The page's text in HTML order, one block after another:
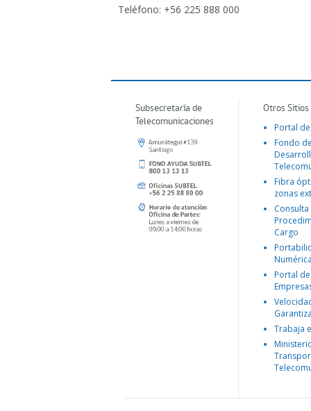
Teléfono: +56 225 888 000
Subsecretaría de
Telecomunicaciones
Otros
Portal
Fondo
Fibra
zonas
Consulta
Cargo
Portal
Trabaja